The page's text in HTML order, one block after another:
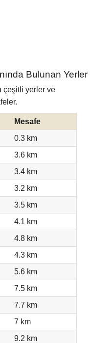
Bulunan Yerler
çeşitli yerler ve
Mesafe
0.3 km
3.6 km
3.4 km
3.2 km
3.5 km
4.1 km
4.8 km
4.3 km
5.6 km
7.5 km
7.7 km
7 km
9.2 km